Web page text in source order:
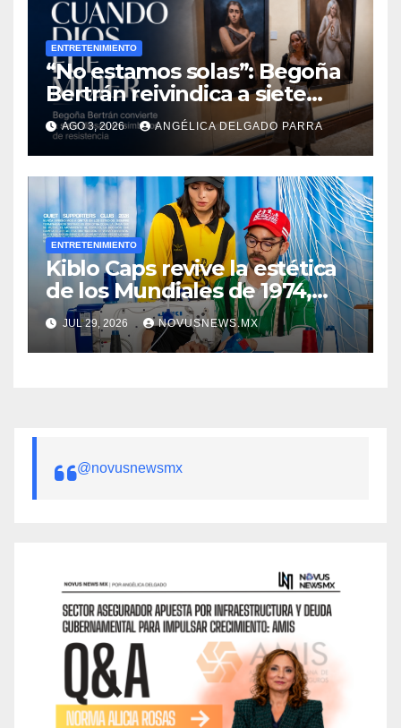
ENTRETENIMIENTO
“No estamos solas”: Begoña
Bertrán reivindica a siete
diosas en “Cuando Dios fue
mujer”
AGO 3, 2026 ANGÉLICA DELGADO PARRA
ENTRETENIMIENTO
Kiblo Caps revive la estética
de los Mundiales de 1974,
1986, 1990 y 1998
JUL 29, 2026 NOVUSNEWS.MX
@novusnewsmx